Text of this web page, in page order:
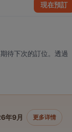
現在預訂
待下次的訂位。透過
年9月
更多详情